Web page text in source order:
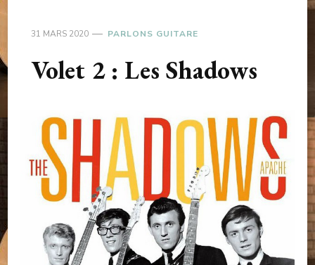
31 MARS 2020 PARLONS GUITARE
Volet 2 : Les Shadows